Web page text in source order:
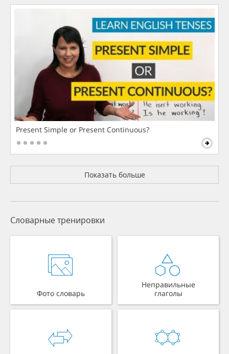
Present Simple or Present Continuous?
Показать больше
Словарные тренировки
Фото словарь
Неправильные
глаголы